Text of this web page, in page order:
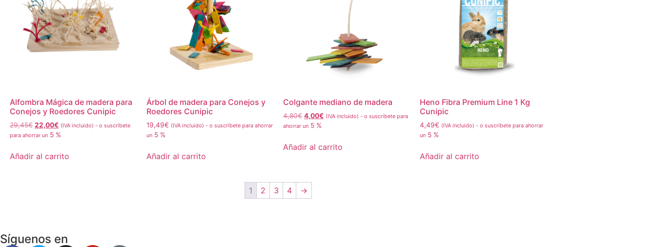
Alfombra Mágica de madera para
Conejos y Roedores Cunipic
29,45€ 22,00€ (IVA incluido) - o suscríbete
para ahorrar un 5 %
Añadir al carrito
Árbol de madera para Conejos y
Roedores Cunipic
19,49€ (IVA incluido) - o suscríbete para ahorrar
un 5 %
Añadir al carrito
Colgante mediano de madera
4,80€ 4,00€ (IVA incluido) - o suscríbete para
ahorrar un 5 %
Añadir al carrito
Heno Fibra Premium Line 1 Kg
Cunipic
4,49€ (IVA incluido) - o suscríbete para ahorrar
un 5 %
Añadir al carrito
1 2 3 4 →
Síguenos en